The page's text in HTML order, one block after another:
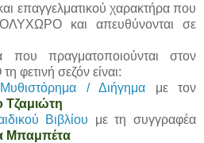
επαγγελματικού χαρακτήρα που
και απευθύνονται σε
που πραγματοποιούνται στον
σεζόν είναι:
/ Διήγημα με τον
Τζαμιώτη
Βιβλίου με τη συγγραφέα
Μπαμπέτα